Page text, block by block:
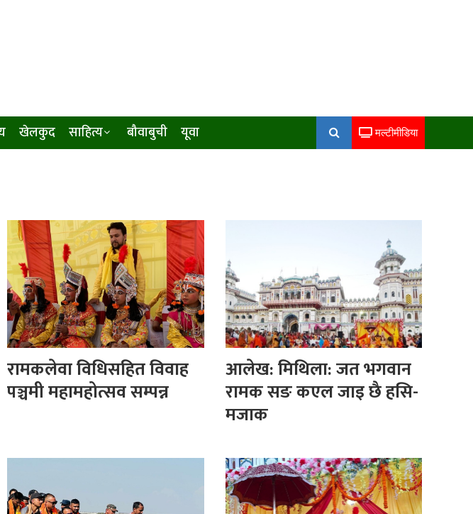
खेलकुद साहित्य बौवाबुची यूवा मल्टीमीडिया
रामकलेवा विधिसहित विवाह
पञ्चमी महामहोत्सव सम्पन्न
आलेख: मिथिला: जत भगवान
रामक सङ कएल जाइ छै हसि-
मजाक